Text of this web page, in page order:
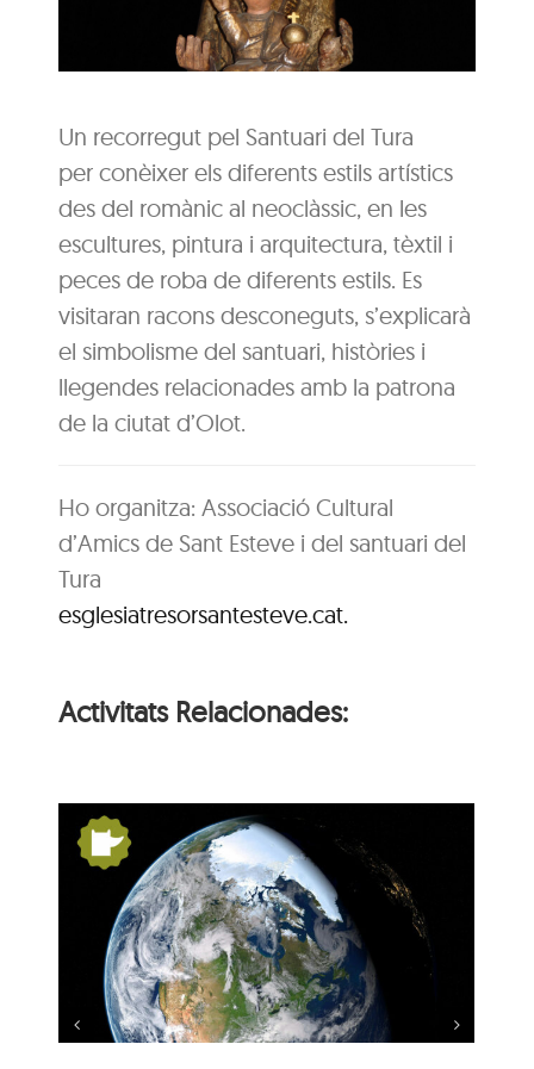
Un recorregut pel Santuari del Tura
per conèixer els diferents estils artístics
des del romànic al neoclàssic, en les
escultures, pintura i arquitectura, tèxtil i
peces de roba de diferents estils. Es
visitaran racons desconeguts, s’explicarà
el simbolisme del santuari, històries i
llegendes relacionades amb la patrona
de la ciutat d’Olot.
Ho organitza: Associació Cultural
d’Amics de Sant Esteve i del santuari del
Tura
esglesiatresorsantesteve.cat.
Activitats Relacionades:
De Pangea a nosaltres:
la Terra es mou